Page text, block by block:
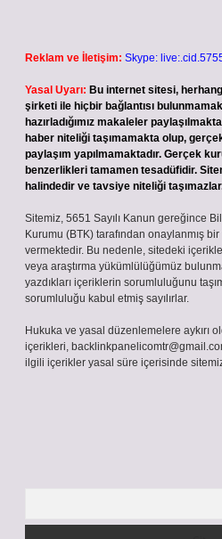
Reklam ve İletişim: Skype:
Yasal Uyarı: Bu internet sitesi,
şirketi ile hiçbir bağlantısı
hazırladığımız makaleler
haber niteliği taşımamakta olup,
paylaşım yapılmamaktadır. Gerçek
benzerlikleri tamamen tesadüfidir.
halindedir ve tavsiye niteliği
Sitemiz, 5651 Sayılı Kanun gereğince
Kurumu (BTK) tarafından onaylanmış
vermektedir. Bu nedenle, sitedeki
veya araştırma yükümlülüğümüz
yazdıkları içeriklerin sorumluluğunu
sorumluluğu kabul etmiş sayılırlar.
Hukuka ve yasal düzenlemelere aykırı
içerikleri,
ilgili içerikler yasal süre içerisinde